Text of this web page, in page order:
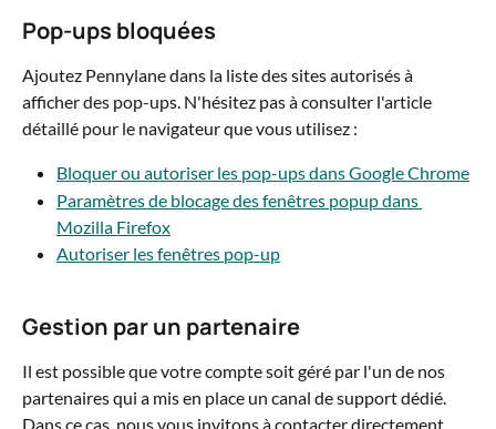
Pop-ups bloquées
Ajoutez Pennylane dans la liste des sites autorisés à
afficher des pop-ups. N'hésitez pas à consulter l'article
détaillé pour le navigateur que vous utilisez :
Bloquer ou autoriser les pop-ups dans Google Chrome
Paramètres de blocage des fenêtres popup dans
Mozilla Firefox
Autoriser les fenêtres pop-up
Gestion par un partenaire
Il est possible que votre compte soit géré par l'un de nos
partenaires qui a mis en place un canal de support dédié.
Dans ce cas, nous vous invitons à contacter directement